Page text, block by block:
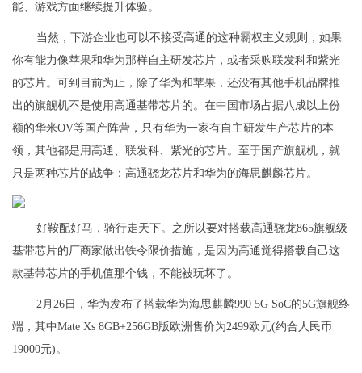
能、游戏方面继续提升体验。
当然，下游企业也可以不接受高通的这种霸权主义规则，如果
你有能力像苹果和华为那样自主研发芯片，或者采购联发科和紫光
的芯片。可到目前为止，除了华为和苹果，还没有其他手机品牌推
出的旗舰机不是使用高通基带芯片的。在中国市场占据八成以上份
额的华米OV等国产阵营，只有华为一家有自主研发生产芯片的本
领，其他都是用高通、联发科、紫光的芯片。至于国产旗舰机，就
只是两种芯片的战争：高通骁龙芯片和华为的海思麒麟芯片。
好鞍配好马，骑行走天下。之所以要对搭载高通骁龙865旗舰级
基带芯片的厂商家做出铁令限价措施，是因为高通觉得搭载自己这
款基带芯片的手机值那个钱，不能被玩坏了。
2月26日，华为发布了搭载华为海思麒麟990 5G SoC的5G旗舰终
端，其中Mate Xs 8GB+256GB版欧洲售价为2499欧元(约合人民币
19000元)。